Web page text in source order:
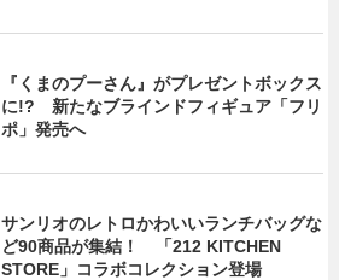
『くまのプーさん』がプレゼントボックス
に!? 新たなブラインドフィギュア「フリ
ポ」発売へ
サンリオのレトロかわいいランチバッグな
ど90商品が集結！ 「212 KITCHEN
STORE」コラボコレクション登場